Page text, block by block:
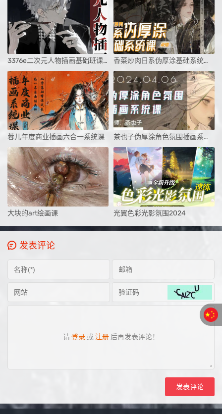
3376e二次元人物插画基础班课程 香菜炒肉日系伪厚涂基础系统课第3期
蓉儿年度商业插画六合一系统课 茶也子伪厚涂角色氛围插画系统课第2期2024
大块的art绘画课 光翼色彩光影氛围2024
发表评论
请登录 或 注册 后再发表评论！